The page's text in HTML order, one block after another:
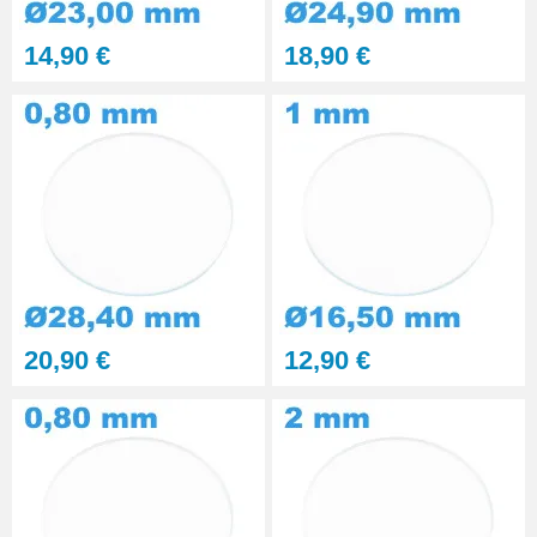
Kit polissage pâte diamantée
matériaux durs 6 seringues
Pince pour Changer un Verre de
41,90 €
14,90 € 18,90 €
20,90 € 12,90 €